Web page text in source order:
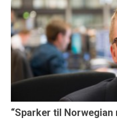
“Sparker til Norwegian